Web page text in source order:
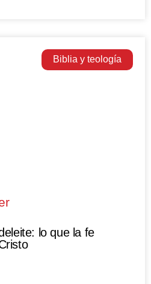
Biblia y teología
lo que la fe